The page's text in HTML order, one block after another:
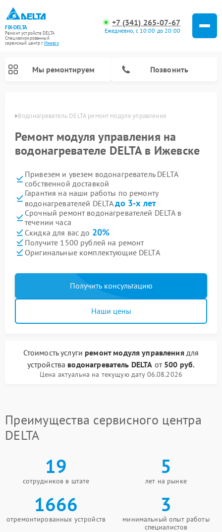
FIX-DELTA
Ремонт устройств DELTA
Специализированный
cервисный центр г.Ижевск
+7 (341) 265-07-67
Ежедневно, с 10:00 до 20:00
Мы ремонтируем Позвонить
Водонагреватель DELTA ремонт модуля управления
Ремонт модуля управления на
водонагревателе DELTA в Ижевске
Привезем и увезем водонагреватель DELTA
собственной доставкой
Гарантия на наши работы по ремонту
водонагревателей DELTAдо 3-х лет
Срочный ремонт водонагревателей DELTA в
течении часа
Скидка для вас до 20%
Получите 1500 рублей на ремонт
Оригинальные комплектующие DELTA
Получить консультацию
Наши цены
Стоимость услуги ремонт модуля управлениядля
устройства водонагреватель DELTA от 500 руб.
Цена актуальна на текущую дату 06.08.2026
Преимущества сервисного центра
DELTA
19
сотрудников в штате
5
лет на рынке
1666
отремонтированных устройств
3
минимальный опыт работы
специалистов